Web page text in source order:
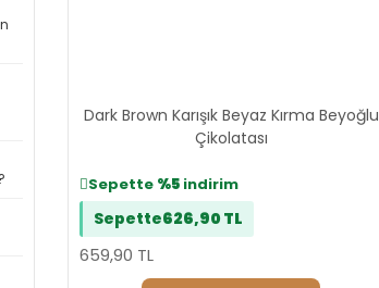
Dark Brown Karışık Beyaz Kırma Beyoğlu
Çikolatası
Sepette %5 indirim
Sepette626,90 TL
659,90 TL